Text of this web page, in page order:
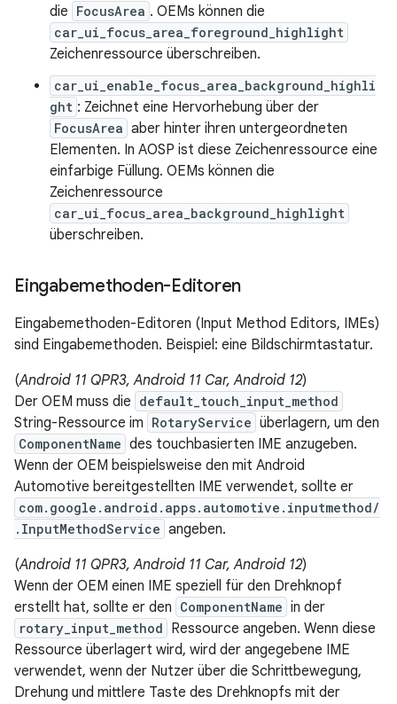
die FocusArea . OEMs können die
car_ui_focus_area_foreground_highlight
Zeichenressource überschreiben.
car_ui_enable_focus_area_background_highli
ght : Zeichnet eine Hervorhebung über der
FocusArea aber hinter ihren untergeordneten
Elementen. In AOSP ist diese Zeichenressource eine
einfarbige Füllung. OEMs können die
Zeichenressource
car_ui_focus_area_background_highlight
überschreiben.
Eingabemethoden-Editoren
Eingabemethoden-Editoren (Input Method Editors, IMEs)
sind Eingabemethoden. Beispiel: eine Bildschirmtastatur.
(Android 11 QPR3, Android 11 Car, Android 12)
Der OEM muss die default_touch_input_method
String-Ressource im RotaryService überlagern, um den
ComponentName des touchbasierten IME anzugeben.
Wenn der OEM beispielsweise den mit Android
Automotive bereitgestellten IME verwendet, sollte er
com.google.android.apps.automotive.inputmethod/
.InputMethodService angeben.
(Android 11 QPR3, Android 11 Car, Android 12)
Wenn der OEM einen IME speziell für den Drehknopf
erstellt hat, sollte er den ComponentName in der
rotary_input_method Ressource angeben. Wenn diese
Ressource überlagert wird, wird der angegebene IME
verwendet, wenn der Nutzer über die Schrittbewegung,
Drehung und mittlere Taste des Drehknopfs mit der